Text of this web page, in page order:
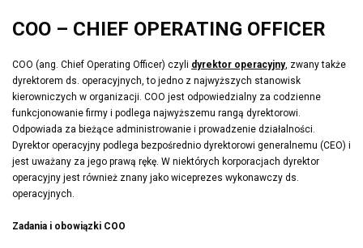
COO – CHIEF OPERATING OFFICER
COO (ang. Chief Operating Officer) czyli dyrektor operacyjny, zwany także
dyrektorem ds. operacyjnych, to jedno z najwyższych stanowisk
kierowniczych w organizacji. COO jest odpowiedzialny za codzienne
funkcjonowanie firmy i podlega najwyższemu rangą dyrektorowi.
Odpowiada za bieżące administrowanie i prowadzenie działalności.
Dyrektor operacyjny podlega bezpośrednio dyrektorowi generalnemu (CEO) i
jest uważany za jego prawą rękę. W niektórych korporacjach dyrektor
operacyjny jest również znany jako wiceprezes wykonawczy ds.
operacyjnych.
Zadania i obowiązki COO